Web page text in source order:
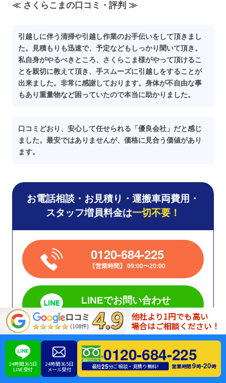
≪ さくらこまの口コミ・評判 ≫
引越しに伴う清掃や引越し作業のお手伝いをして頂きまし
た。見積もりも迅速で、予定などもしっかり聞いて頂き。
私自身がやるべきところ、さくらこま様がやって頂けるこ
とを親切に教えて頂き、手スムーズに引越しをすることが
出来ました。非常に感謝しております。身体が不自由な事
もあり重量物など困っていたので本当に助かりました。
口コミどおり、安心して任せられる「優良会社」だと感じ
ました。最安ではありませんが、価格に見合う価値があり
ます。
お電話相談・お見積り・運搬車両費用・
スタッフ増員料金は一切不要！
0120-684-225
営業時間 09:00〜20:00
LINEでお問い合わせ
365日24時間受付中！
メールでお問い合わせ
365日24時間受付中！
口コミ
(108件)
他社より1円でも高い
場合はご相談ください！
24時間365日
LINE受付
24時間365日
メール受付
0120-684-225
最短25分ご相談・見積り無料! 営業時間:9時-20時